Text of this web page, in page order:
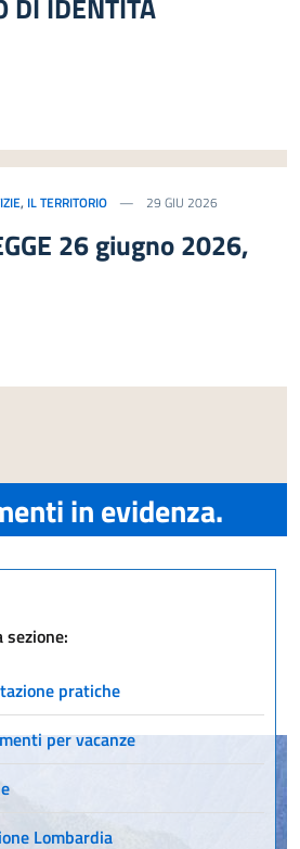
DI IDENTITÀ
, IL TERRITORIO 29 GIU 2026
26 giugno 2026,
in evidenza.
pratiche
per vacanze
Lombardia